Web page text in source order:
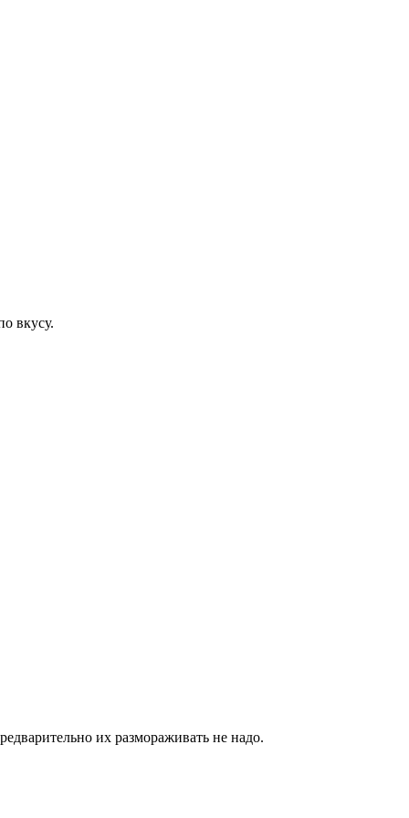
вкусу.
их размораживать не надо.